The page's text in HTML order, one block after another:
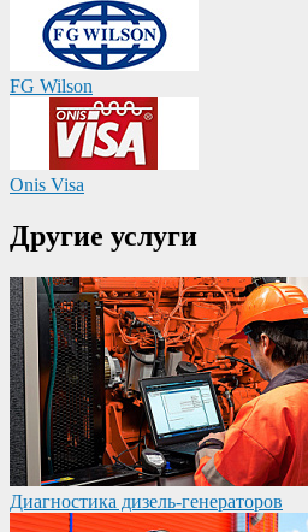
FG Wilson
Onis Visa
Другие услуги
Диагностика дизель-генераторов